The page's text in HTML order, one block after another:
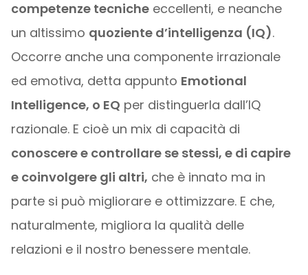
competenze tecnicheeccellenti, e neanche
un altissimo quoziente d’intelligenza (IQ).
Occorre anche una componente irrazionale
ed emotiva, detta appunto Emotional
Intelligence, o EQ per distinguerla dall’IQ
razionale. E cioè un mix di capacità di
conoscere e controllare se stessi, e di capire
e coinvolgere gli altri, che è innato ma in
parte si può migliorare e ottimizzare. E che,
naturalmente, migliora la qualità delle
relazioni e il nostro benessere mentale.